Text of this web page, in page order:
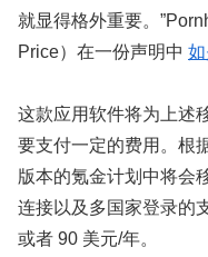
就显得格外重要。
Price）在一份声明中
这款应用软件将为上述
要支付一定的费用。根
版本的氪金计划中将会
连接以及多国家登录的
或者 90 美元/年。